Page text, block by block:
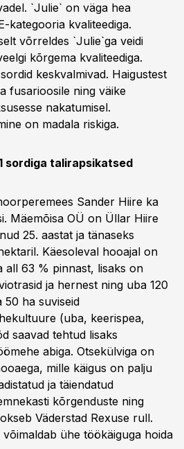
`Julie` on väga hea
kategooria kvaliteediga.
võrreldes `Julie`ga veidi
kõrgema kvaliteediga.
keskvalmivad. Haigustest
fusarioosile ning väike
nakatumisel.
on madala riskiga.
sordiga talirapsikatsed
Sander Hiire ka
Mäemõisa OÜ on Üllar Hiire
25. aastat ja tänaseks
Käesoleval hooajal on
all 63 % pinnast, lisaks on
ja hernest ning uba 120
50 ha suviseid
(uba, keerispea,
saavad tehtud lisaks
abiga. Otsekülviga on
mille käigus on palju
ja täiendatud
kõrgenduste ning
Väderstad Rexuse rull.
ühe töökäiguga hoida